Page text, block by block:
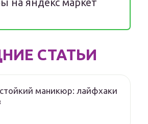
на яндекс маркет
СТАТЬИ
маникюр: лайфхаки